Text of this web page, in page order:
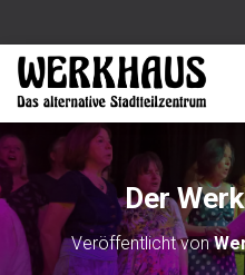
Der
Veröffentlicht von